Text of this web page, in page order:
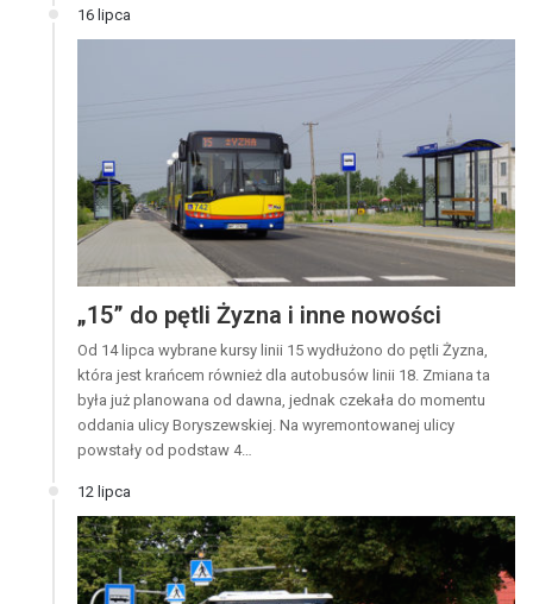
16 lipca
„15” do pętli Żyzna i inne nowości
Od 14 lipca wybrane kursy linii 15 wydłużono do pętli Żyzna,
która jest krańcem również dla autobusów linii 18. Zmiana ta
była już planowana od dawna, jednak czekała do momentu
oddania ulicy Boryszewskiej. Na wyremontowanej ulicy
powstały od podstaw 4…
12 lipca